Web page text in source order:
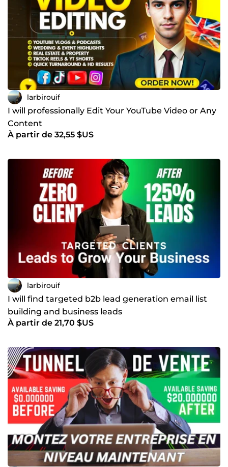
larbirouif
I will professionally Edit Your YouTube Video or Any
Content
À partir de 32,55 $US
larbirouif
I will find targeted b2b lead generation email list
building and business leads
À partir de 21,70 $US